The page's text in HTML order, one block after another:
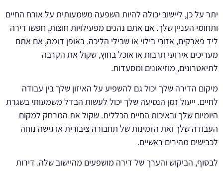
יתר על כן, ליישוב יכולה להיות השפעה משמעותית על אורח החיים
ותחומי העניין שלך. אם אתם נהנים מפעילויות חוצות, חפשו דירה
ליד פארקים, אזורי בילוי או שבילי הליכה. באופן דומה, אם אתם
מעריכים אירועי תרבות או אוכל בחוץ, שקול את הקרבה
לתיאטרונים, מוזיאונים ומסעדות.
מיקום הדירה שלך יכול גם להשפיע על האיזון שלך בין עבודה
לחיים. ייעול זמן הנסיעה שלך יכול לעשות הבדל משמעותי בשגרת
היומיום שלך ובאיכות החיים הכללית. שקול את המרחק למקום
העבודה שלך ואת הזמינות של תחבורה ציבורית או גישה נוחה
לכבישים מהירים ראשיים.
לבסוף, הביקוש והערך של דירה מושפעים מהיישוב שלה. דירות